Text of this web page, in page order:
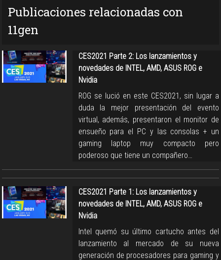
Publicaciones relacionadas con
11gen
CES2021 Parte 2: Los lanzamientos y
novedades de INTEL, AMD, ASUS ROG e
Nvidia
ROG se lució en este CES2021, sin lugar a
duda la mejor presentación del evento
virtual, además, presentaron el monitor de
ensueño para el PC y las consolas + un
gaming laptop muy compacto pero
poderoso que tiene un compañero…
CES2021 Parte 1: Los lanzamientos y
novedades de INTEL, AMD, ASUS ROG e
Nvidia
Intel quemó su último cartucho antes del
lanzamiento al mercado de su nueva
generación de procesadores para gaming y